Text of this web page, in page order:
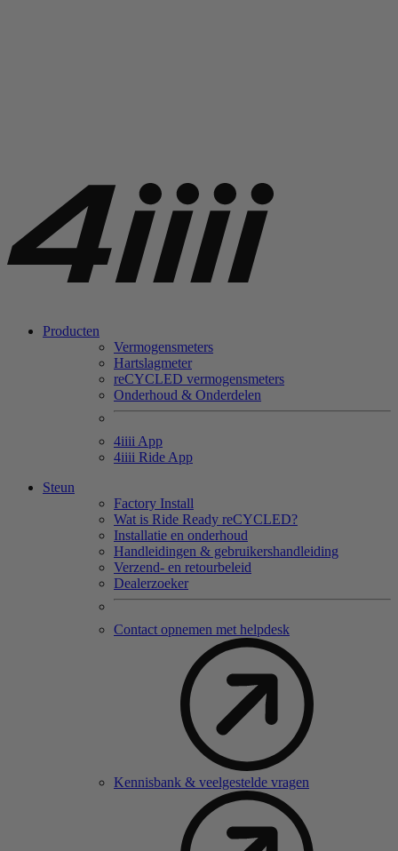
Producten
Vermogensmeters
Hartslagmeter
reCYCLED vermogensmeters
Onderhoud & Onderdelen
4iiii App
4iiii Ride App
Steun
Factory Install
Wat is Ride Ready reCYCLED?
Installatie en onderhoud
Handleidingen & gebruikershandleiding
Verzend- en retourbeleid
Dealerzoeker
Contact opnemen met helpdesk
Kennisbank & veelgestelde vragen